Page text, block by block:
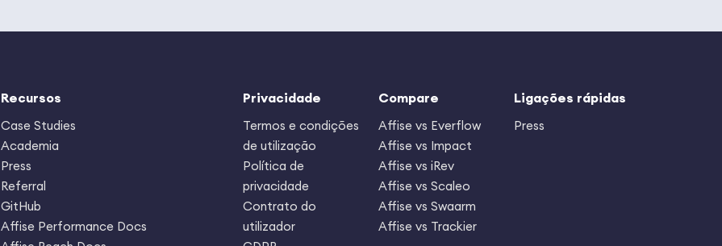
Recursos
Case Studies
Academia
Press
Referral
GitHub
Affise Performance Docs
Privacidade
Termos e condições
de utilização
Política de
privacidade
Contrato do
utilizador
Compare
Affise vs Everflow
Affise vs Impact
Affise vs iRev
Affise vs Scaleo
Affise vs Swaarm
Affise vs Trackier
Ligações rápidas
Press